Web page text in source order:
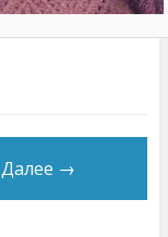
Далее →